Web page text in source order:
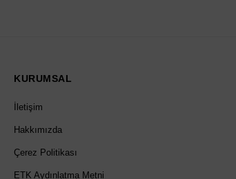
KURUMSAL
İletişim
Hakkımızda
Çerez Politikası
ETK Aydınlatma Metni